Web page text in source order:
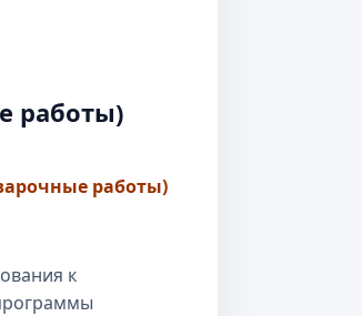
работы)
работы)
к